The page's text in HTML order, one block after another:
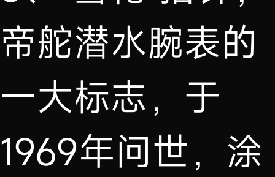
帝舵潜水腕表的
一大标志，于
1969年问世，涂